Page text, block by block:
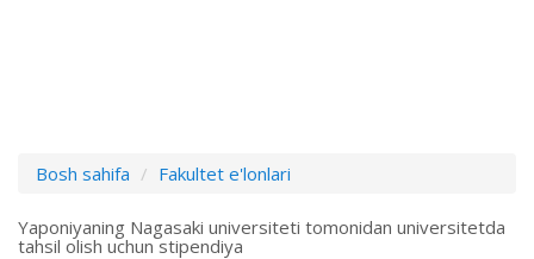
Bosh sahifa Fakultet e'lonlari
Yaponiyaning Nagasaki universiteti tomonidan universitetda
tahsil olish uchun stipendiya